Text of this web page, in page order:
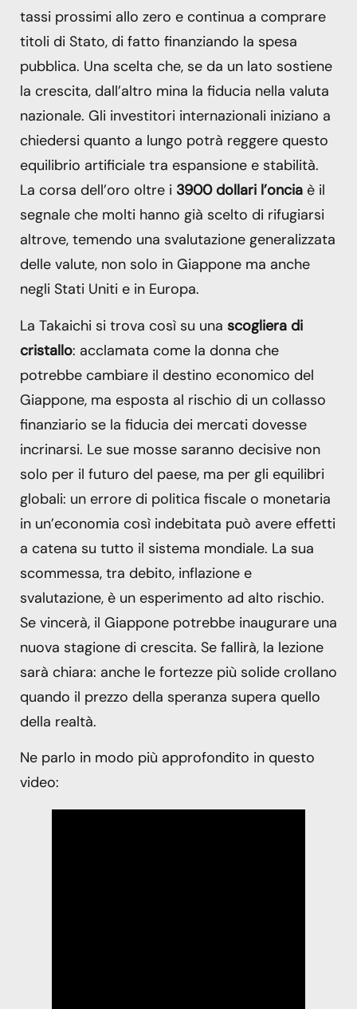
tassi prossimi allo zero e continua a comprare
titoli di Stato, di fatto finanziando la spesa
pubblica. Una scelta che, se da un lato sostiene
la crescita, dall’altro mina la fiducia nella valuta
nazionale. Gli investitori internazionali iniziano a
chiedersi quanto a lungo potrà reggere questo
equilibrio artificiale tra espansione e stabilità.
La corsa dell’oro oltre i 3900 dollari l’oncia è il
segnale che molti hanno già scelto di rifugiarsi
altrove, temendo una svalutazione generalizzata
delle valute, non solo in Giappone ma anche
negli Stati Uniti e in Europa.
La Takaichi si trova così su una scogliera di
cristallo: acclamata come la donna che
potrebbe cambiare il destino economico del
Giappone, ma esposta al rischio di un collasso
finanziario se la fiducia dei mercati dovesse
incrinarsi. Le sue mosse saranno decisive non
solo per il futuro del paese, ma per gli equilibri
globali: un errore di politica fiscale o monetaria
in un’economia così indebitata può avere effetti
a catena su tutto il sistema mondiale. La sua
scommessa, tra debito, inflazione e
svalutazione, è un esperimento ad alto rischio.
Se vincerà, il Giappone potrebbe inaugurare una
nuova stagione di crescita. Se fallirà, la lezione
sarà chiara: anche le fortezze più solide crollano
quando il prezzo della speranza supera quello
della realtà.
Ne parlo in modo più approfondito in questo
video: